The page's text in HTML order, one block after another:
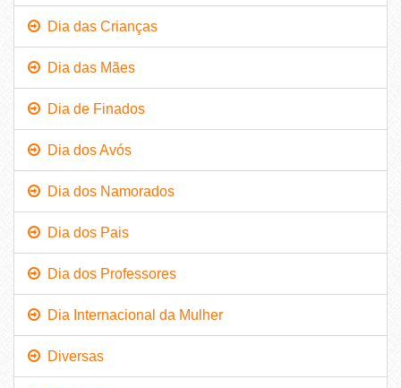
Dia das Crianças
Dia das Mães
Dia de Finados
Dia dos Avós
Dia dos Namorados
Dia dos Pais
Dia dos Professores
Dia Internacional da Mulher
Diversas